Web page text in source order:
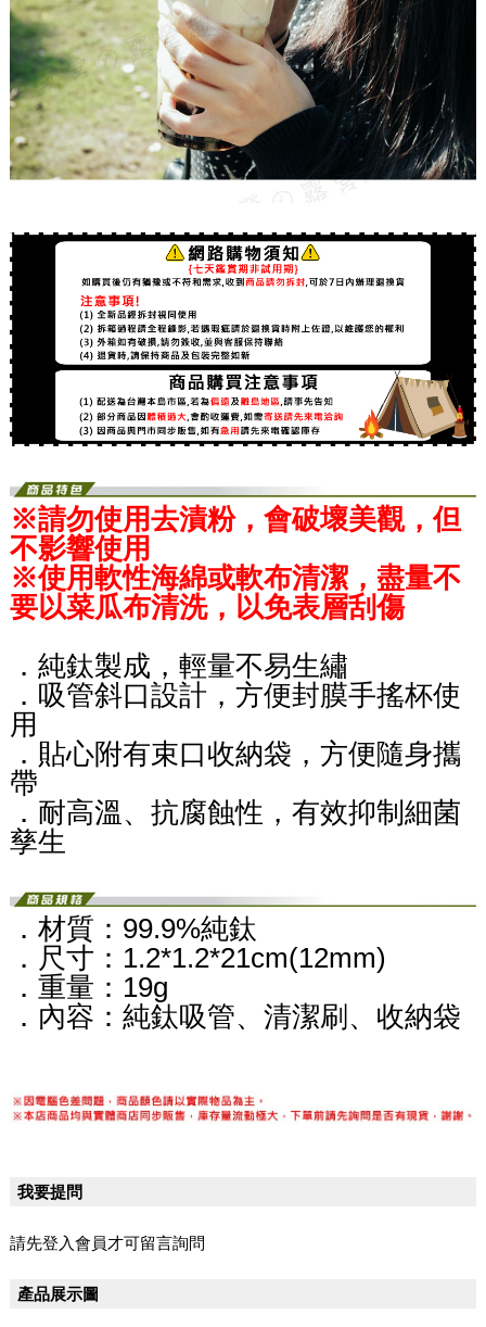
※請勿使用去漬粉，會破壞美觀，但
不影響使用
※使用軟性海綿或軟布清潔，盡量不
要以菜瓜布清洗，以免表層刮傷
．純鈦製成，輕量不易生繡
．吸管斜口設計，方便封膜手搖杯使
用
．貼心附有束口收納袋，方便隨身攜
帶
．耐高溫、抗腐蝕性，有效抑制細菌
孳生
．材質：99.9%純鈦
．尺寸：1.2*1.2*21cm(12mm)
．重量：19g
．內容：純鈦吸管、清潔刷、收納袋
我要提問
請先登入會員才可留言詢問
產品展示圖